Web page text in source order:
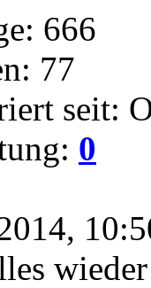
666
77
seit:
0